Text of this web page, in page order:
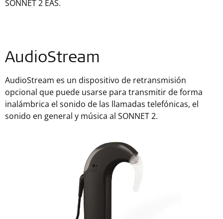
SONNET 2 EAS.
AudioStream
AudioStream es un dispositivo de retransmisión
opcional que puede usarse para transmitir de forma
inalámbrica el sonido de las llamadas telefónicas, el
sonido en general y música al SONNET 2.